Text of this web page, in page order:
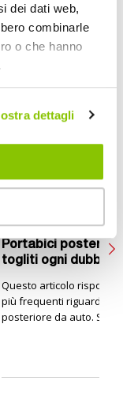
dei dati web,
combinarle
o che hanno
dettagli
Portabici posteriori
togliti ogni dubbio!
Questo articolo
più frequenti riguardo ai
posteriore da auto. Se